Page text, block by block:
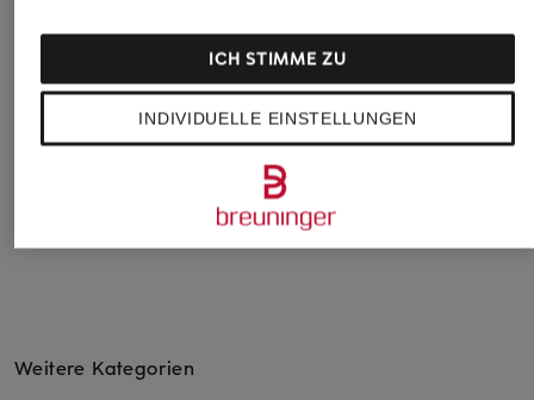
Bestpreis:229,99 €
39,99 €
Bestpreis:33,99 €
Ursprünglich:79,99 €
Bestpreis:114,74 €
Ursprünglich:
Weitere Kategorien
INDIVIDUELLE EINSTELLUNGEN
ICH STIMME ZU